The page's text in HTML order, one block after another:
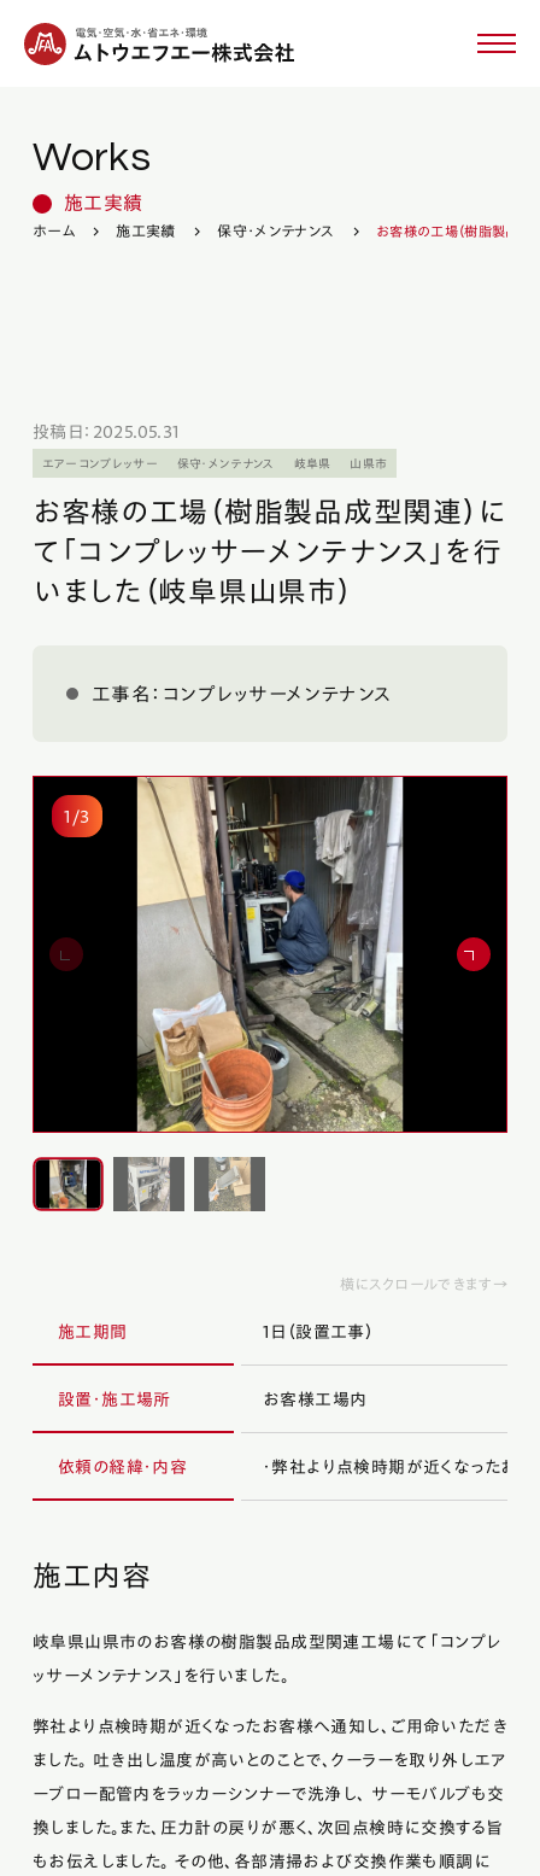
ムトウエフエーについて
製品・設備紹介
新着情報
採用情報
©2024 MUTO FA.
Works
施工実績
ホーム 施工実績 保守・メンテナンス お客様の工場（樹脂製品成
投稿日：2025.05.31
エアーコンプレッサー 保守・メンテナンス 岐阜県 山県市
お客様の工場（樹脂製品成型関連）に
て「コンプレッサーメンテナンス」を行
いました（岐阜県山県市）
工事名：コンプレッサーメンテナンス
1/3
横にスクロールできます→
施工期間 1日（設置工事）
設置・施工場所 お客様工場内
依頼の経緯・内容 ・弊社より点検時期が近くなったお
施工内容
岐阜県山県市のお客様の樹脂製品成型関連工場にて「コンプレ
ッサーメンテナンス」を行いました。
弊社より点検時期が近くなったお客様へ通知し、ご用命いただき
ました。
吐き出し温度が高いとのことで、クーラーを取り外しエア
ーブロー配管内をラッカーシンナーで洗浄し、
サーモバルブも交
換しました。また、圧力計の戻りが悪く、次回点検時に交換する旨
もお伝えしました。 その他、各部清掃および交換作業も順調に